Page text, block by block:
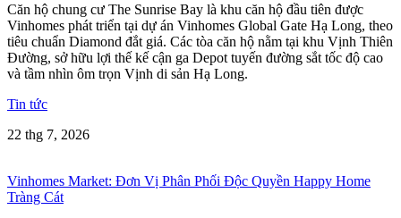
Căn hộ chung cư The Sunrise Bay là khu căn hộ đầu tiên được
Vinhomes phát triển tại dự án Vinhomes Global Gate Hạ Long, theo
tiêu chuẩn Diamond đắt giá. Các tòa căn hộ nằm tại khu Vịnh Thiên
Đường, sở hữu lợi thế kế cận ga Depot tuyến đường sắt tốc độ cao
và tầm nhìn ôm trọn Vịnh di sản Hạ Long.
Tin tức
22 thg 7, 2026
Vinhomes Market: Đơn Vị Phân Phối Độc Quyền Happy Home
Tràng Cát